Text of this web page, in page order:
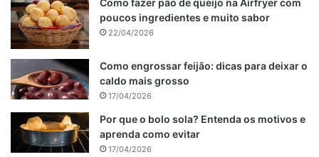
poucos ingredientes e muito sabor
22/04/2026
Como engrossar feijão: dicas para deixar o
caldo mais grosso
17/04/2026
Por que o bolo sola? Entenda os motivos e
aprenda como evitar
17/04/2026